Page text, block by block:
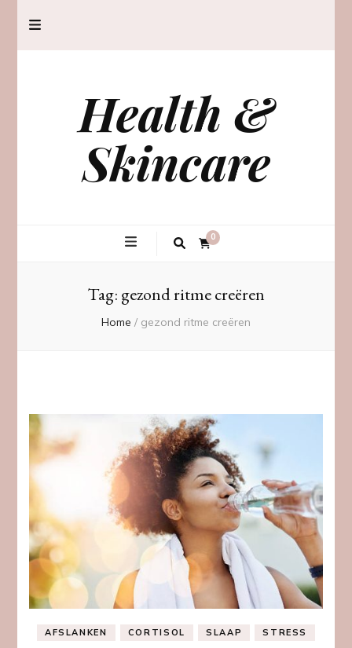
Health &
Skincare
0
Tag: gezond ritme creëren
Home / gezond ritme creëren
AFSLANKEN CORTISOL SLAAP STRESS